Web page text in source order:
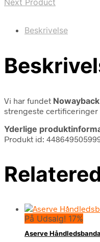
Beskrivelse
Vi har fundet
strengeste
Yderlige
Produkt id:
På Udsalg! 17%
Aserve